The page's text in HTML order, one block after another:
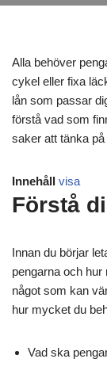
Alla behöver
cykel eller fixa
lån som passar
förstå vad som
saker att tänka
Innehåll visa
Förstå
Innan du börjar
pengarna och
något som kan
hur mycket du
Vad ska